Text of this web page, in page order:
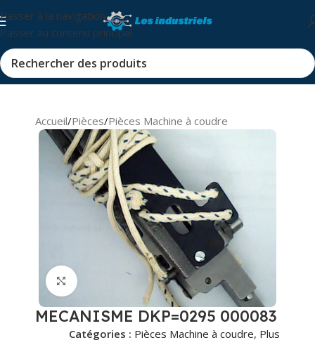
Passer à la navigation
Passer au contenu principal
Accueil/Pièces/Pièces Machine à coudre
Cliquez pour agrandir
MECANISME DKP=0295 000083
Catégories : Pièces Machine à coudre, Plus